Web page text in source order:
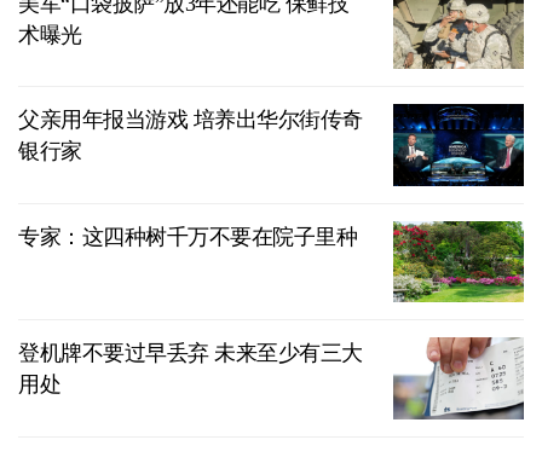
术曝光
父亲用年报当游戏 培养出华尔街传奇
银行家
专家：这四种树千万不要在院子里种
登机牌不要过早丢弃 未来至少有三大
用处